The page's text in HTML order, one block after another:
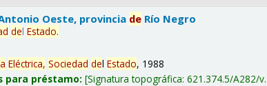
Oeste, provincia de Río Negro
delEstado.
Eléctrica, Sociedad delEstado, 1988
para préstamo: Signatura topográfica:621.374.5/A282/